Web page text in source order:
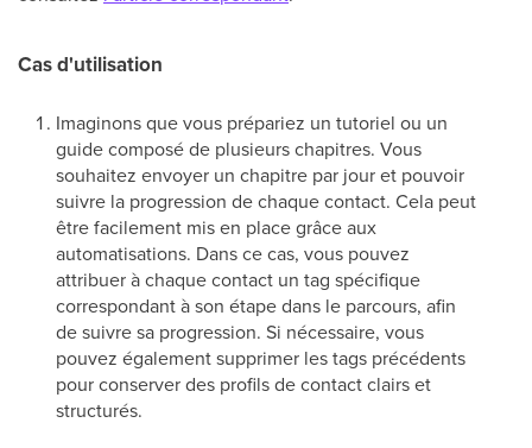
Cas d'utilisation
Imaginons que vous prépariez un tutoriel ou un
guide composé de plusieurs chapitres. Vous
souhaitez envoyer un chapitre par jour et pouvoir
suivre la progression de chaque contact. Cela peut
être facilement mis en place grâce aux
automatisations. Dans ce cas, vous pouvez
attribuer à chaque contact un tag spécifique
correspondant à son étape dans le parcours, afin
de suivre sa progression. Si nécessaire, vous
pouvez également supprimer les tags précédents
pour conserver des profils de contact clairs et
structurés.